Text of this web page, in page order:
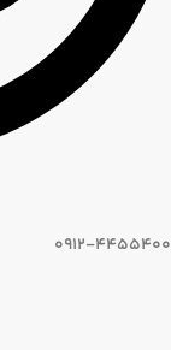
0912-4455400